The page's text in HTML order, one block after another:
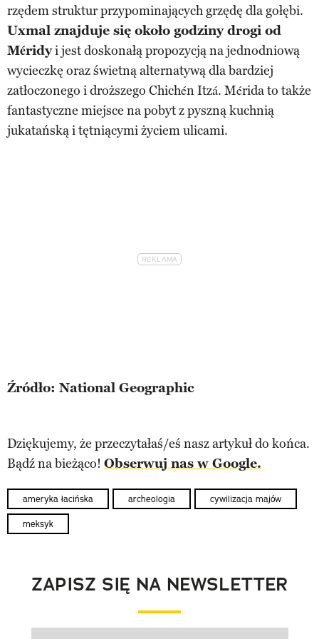
rzędem struktur przypominających grzędę dla gołębi.
Uxmal znajduje się około godziny drogi od
Méridyi jest doskonałą propozycją na jednodniową
wycieczkę oraz świetną alternatywą dla bardziej
zatłoczonego i droższego Chichén Itzá. Mérida to także
fantastyczne miejsce na pobyt z pyszną kuchnią
jukatańską i tętniącymi życiem ulicami.
Źródło: National Geographic
Dziękujemy, że przeczytałaś/eś nasz artykuł do końca.
Bądź na bieżąco! Obserwuj nas w Google.
ameryka łacińska archeologia cywilizacja majów
meksyk
ZAPISZ SIĘ NA NEWSLETTER